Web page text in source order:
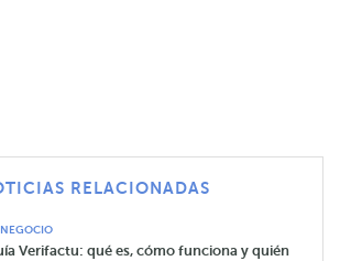
RELACIONADAS
Verifactu: qué es, cómo funciona y quién